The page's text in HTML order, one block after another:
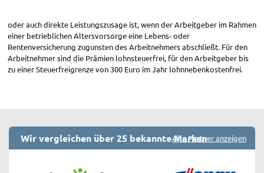
oder auch direkte Leistungszusage ist, wenn der Arbeitgeber im Rahmen
einer betrieblichen Altersvorsorge eine Lebens- oder
Rentenversicherung zugunsten des Arbeitnehmers abschließt. Für den
Arbeitnehmer sind die Prämien lohnsteuerfrei, für den Arbeitgeber bis
zu einer Steuerfreigrenze von 300 Euro im Jahr lohnnebenkostenfrei.
Wir vergleichen über 25 bekannte MarkenAlle Partner anzeigen